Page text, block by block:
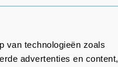
van technologieën zoals
advertenties en content,